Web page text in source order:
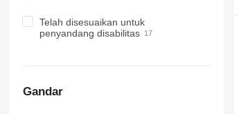
Telah disesuaikan untuk
penyandang disabilitas
Gandar